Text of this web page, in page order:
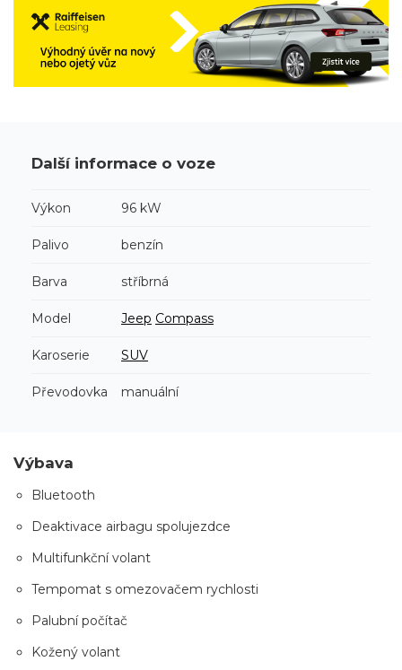
Další informace o voze
Výkon 96 kW
Palivo benzín
Barva stříbrná
Model Jeep Compass
Karoserie SUV
Převodovka manuální
Výbava
Bluetooth
Deaktivace airbagu spolujezdce
Multifunkční volant
Tempomat s omezovačem rychlosti
Palubní počítač
Kožený volant